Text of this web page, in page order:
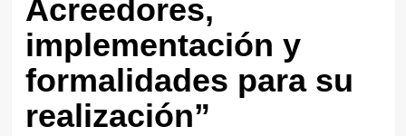
Acreedores,
implementación y
formalidades para su
realización”